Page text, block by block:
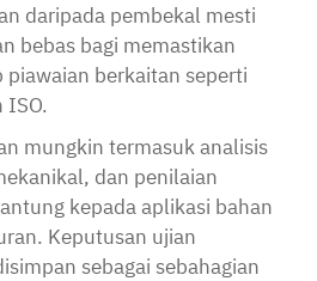
daripada pembekal mesti
bebas bagi memastikan
berkaitan seperti
ISO.
mungkin termasuk analisis
dan penilaian
kepada aplikasi bahan
Keputusan ujian
sebagai sebahagian